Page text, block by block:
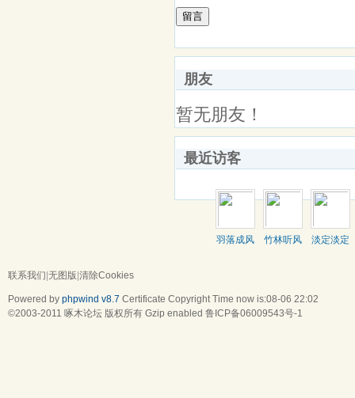
留言
朋友
暂无朋友！
最近访客
羽落成风 竹林听风
淡定淡定
联系我们 无图版 清除Cookies
Powered by phpwind v8.7 Certificate Copyright Time now is:08-06 22:02
©2003-2011 啄木论坛 版权所有 Gzip enabled 鲁ICP备06009543号-1